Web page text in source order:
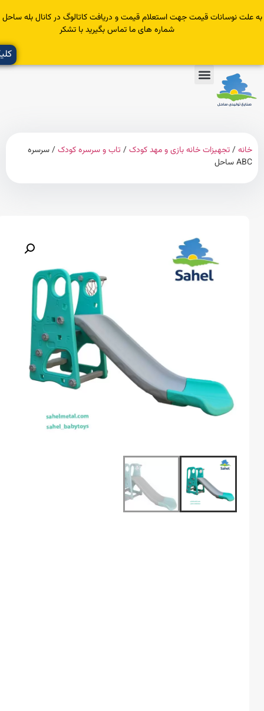
قیمت جهت استعلام قیمت و دریافت کاتالوگ در کانال بله ساحل عضو یا با
شماره های ما تماس بگیرید با تشکر
کلیک کنید
تجهیزات خانه بازی و مهد کودک/تاب و سرسره کودک/ سرسره